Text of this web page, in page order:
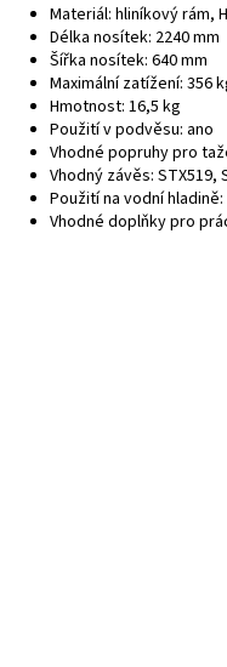
Materiál: hliníkový rám,
Délka nosítek: 2240 mm
Šířka nosítek: 640 mm
Maximální zatížení: 356
Hmotnost: 16,5 kg
Použití v podvěsu: ano
Vhodné popruhy pro
Vhodný závěs: STX519,
Použití na vodní hladině:
Vhodné doplňky pro